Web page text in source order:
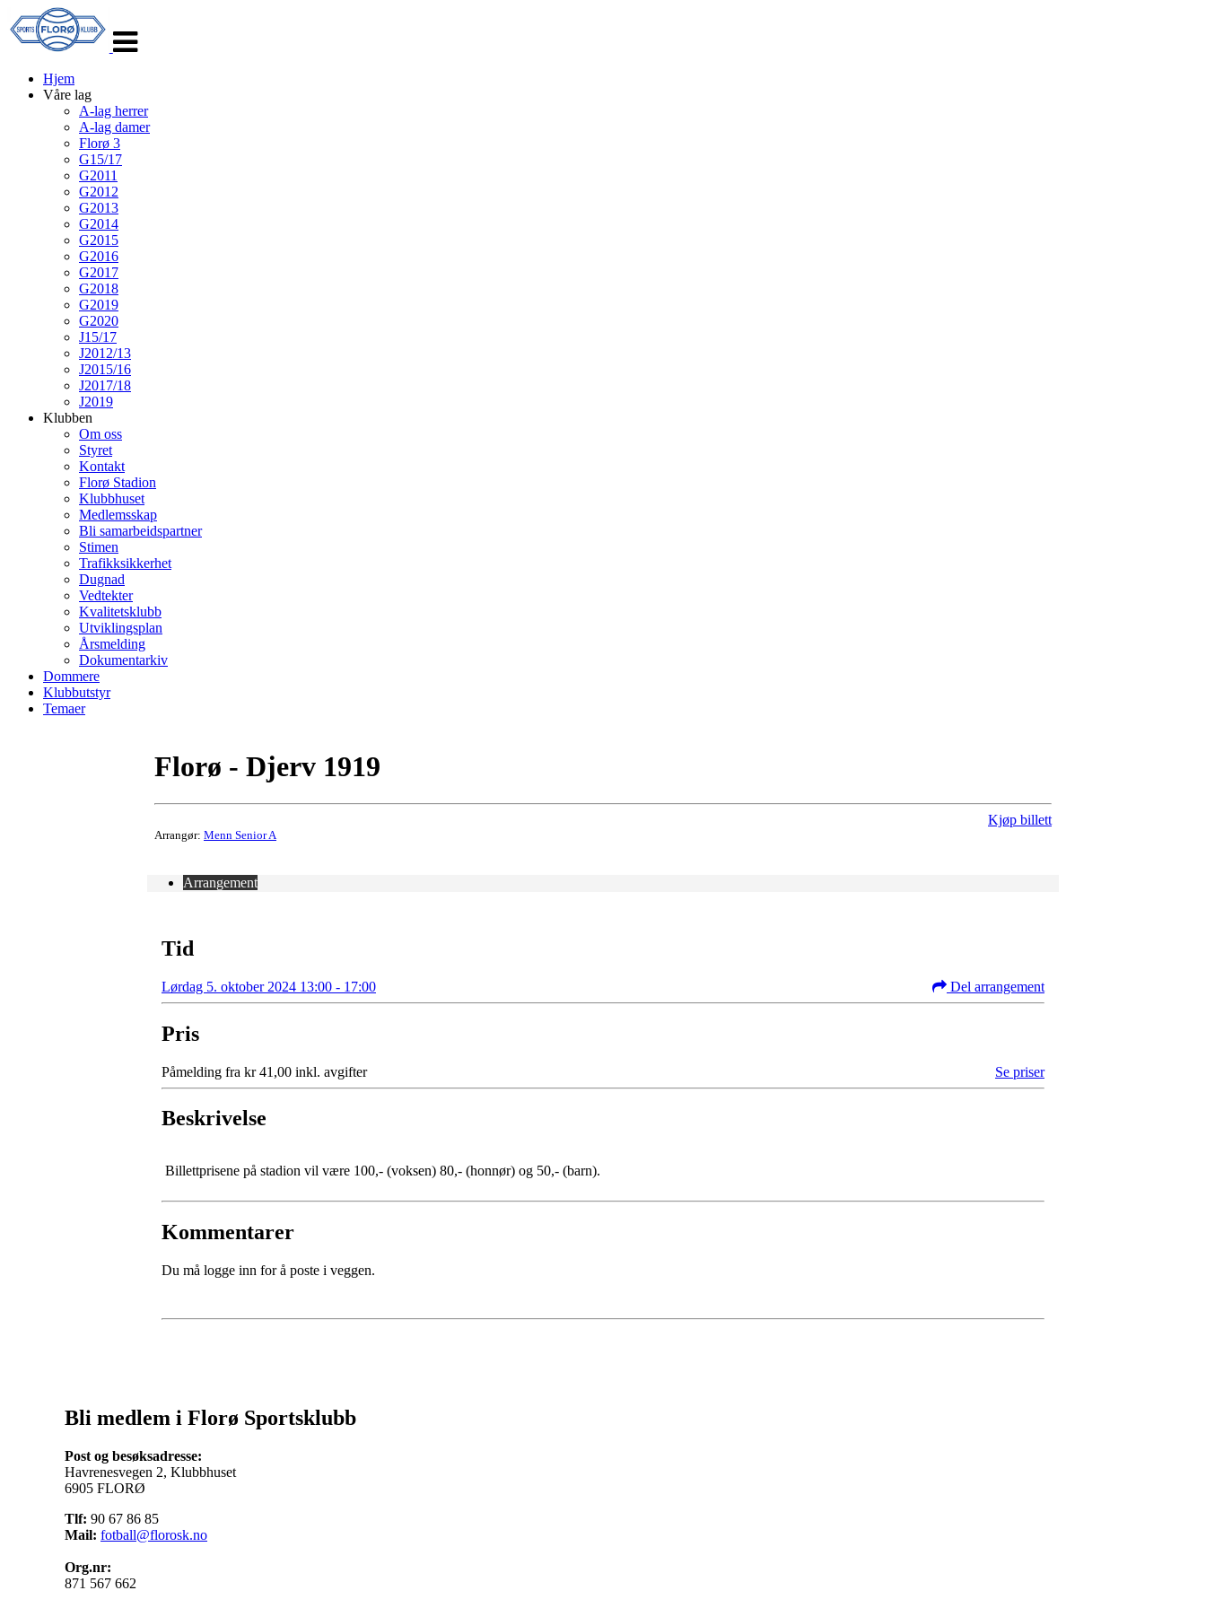
navigasjon
Hjem
Våre lag
A-lag herrer
A-lag damer
Florø 3
G15/17
G2011
G2012
G2013
G2014
G2015
G2016
G2017
G2018
G2019
G2020
J15/17
J2012/13
J2015/16
J2017/18
J2019
Klubben
Om oss
Styret
Kontakt
Florø Stadion
Klubbhuset
Medlemsskap
Bli samarbeidspartner
Stimen
Trafikksikkerhet
Dugnad
Vedtekter
Kvalitetsklubb
Utviklingsplan
Årsmelding
Dokumentarkiv
Dommere
Klubbutstyr
Temaer
Florø - Djerv 1919
Arrangør: Menn Senior A
Kjøp billett
Arrangement
Tid
Lørdag 5. oktober 2024 13:00 - 17:00 Del arrangement
Pris
Påmelding fra kr 41,00 inkl. avgifter Se priser
Beskrivelse
Billettprisene på stadion vil være 100,- (voksen) 80,- (honnør) og 50,- (barn).
Kommentarer
Du må logge inn for å poste i veggen.
Bli medlem i Florø Sportsklubb
Post og besøksadresse:
Havrenesvegen 2, Klubbhuset
6905 FLORØ
Tlf: 90 67 86 85
Mail: fotball@florosk.no
Org.nr:
871 567 662